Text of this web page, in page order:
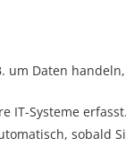
Daten
Systeme
sobald